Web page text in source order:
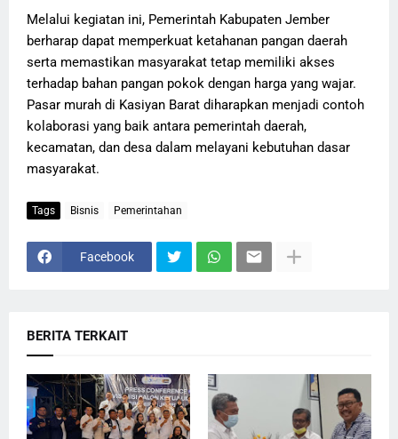
Melalui kegiatan ini, Pemerintah Kabupaten Jember
berharap dapat memperkuat ketahanan pangan daerah
serta memastikan masyarakat tetap memiliki akses
terhadap bahan pangan pokok dengan harga yang wajar.
Pasar murah di Kasiyan Barat diharapkan menjadi contoh
kolaborasi yang baik antara pemerintah daerah,
kecamatan, dan desa dalam melayani kebutuhan dasar
masyarakat.
Tags Bisnis Pemerintahan
Facebook
BERITA TERKAIT